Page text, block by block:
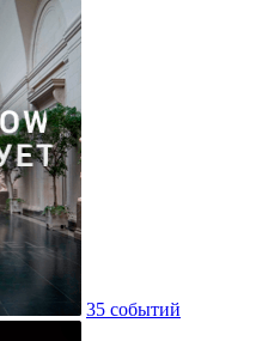
35 событий